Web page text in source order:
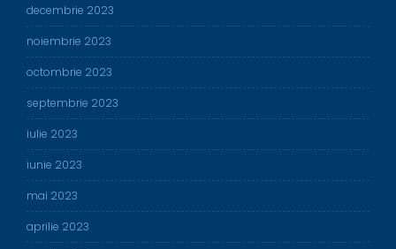
decembrie 2023
noiembrie 2023
octombrie 2023
septembrie 2023
iulie 2023
iunie 2023
mai 2023
aprilie 2023